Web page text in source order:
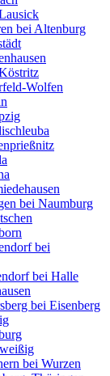
bei Altenburg
Wolfen
bei Naumburg
bei
bei Halle
bei Eisenberg
bei Wurzen